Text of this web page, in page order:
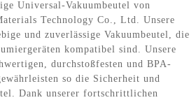
Universal-Vakuumbeutel von
Technology Co., Ltd. Unsere
und zuverlässige Vakuumbeutel, die
kompatibel sind. Unsere
durchstoßfesten und BPA-
so die Sicherheit und
Dank unserer fortschrittlichen